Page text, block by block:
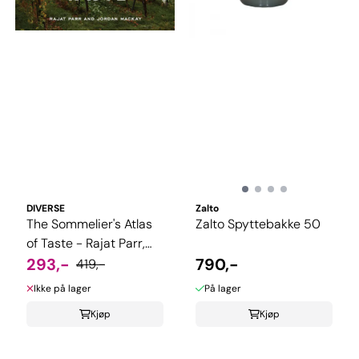
DIVERSE
The Sommelier's Atlas
of Taste - Rajat Parr,
Jordan Mackay
293,- 419,-
Ikke på lager
Kjøp
Zalto
Zalto Spyttebakke 50
790,-
På lager
Kjøp